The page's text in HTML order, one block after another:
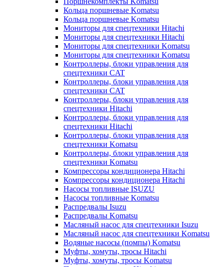
Кольца поршневые Komatsu
Кольца поршневые Komatsu
Мониторы для спецтехники Hitachi
Мониторы для спецтехники Hitachi
Мониторы для спецтехники Komatsu
Мониторы для спецтехники Komatsu
Контроллеры, блоки управления для
спецтехники CAT
Контроллеры, блоки управления для
спецтехники CAT
Контроллеры, блоки управления для
спецтехники Hitachi
Контроллеры, блоки управления для
спецтехники Hitachi
Контроллеры, блоки управления для
спецтехники Komatsu
Контроллеры, блоки управления для
спецтехники Komatsu
Компрессоры кондиционера Hitachi
Компрессоры кондиционера Hitachi
Насосы топливные ISUZU
Насосы топливные Komatsu
Распредвалы Isuzu
Распредвалы Komatsu
Масляный насос для спецтехники Isuzu
Масляный насос для спецтехники Komatsu
Водяные насосы (помпы) Komatsu
Муфты, хомуты, тросы Hitachi
Муфты, хомуты, тросы Komatsu